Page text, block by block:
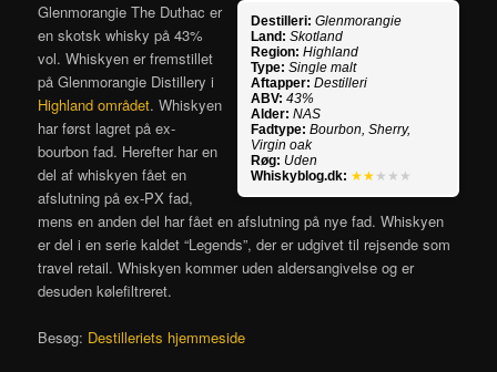
Destilleri: Glenmorangie
Land: Skotland
Region: Highland
Type: Single malt
Aftapper: Destilleri
ABV: 43%
Alder: NAS
Fadtype: Bourbon, Sherry,
Virgin oak
Røg: Uden
Whiskyblog.dk: ★★ ★★★
Glenmorangie The Duthac er
en skotsk whisky på 43%
vol. Whiskyen er fremstillet
på Glenmorangie Distillery i
Highland området. Whiskyen
har først lagret på ex-
bourbon fad. Herefter har en
del af whiskyen fået en
afslutning på ex-PX fad,
mens en anden del har fået en afslutning på nye fad. Whiskyen
er del i en serie kaldet “Legends”, der er udgivet til rejsende som
travel retail. Whiskyen kommer uden aldersangivelse og er
desuden kølefiltreret.
Besøg: Destilleriets hjemmeside